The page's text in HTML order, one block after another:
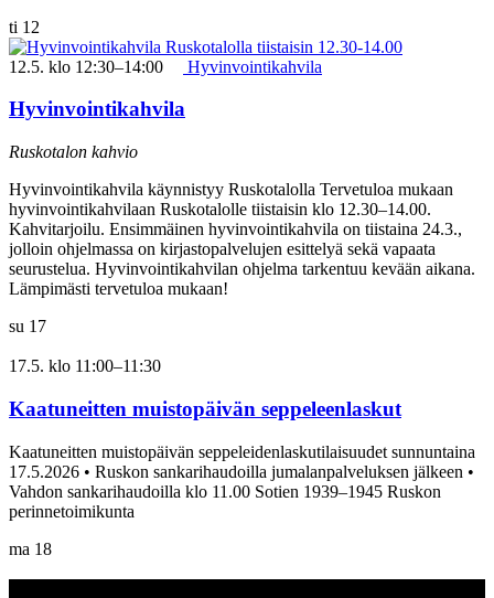
ti 12
12.5. klo 12:30–14:00 Hyvinvointikahvila
Hyvinvointikahvila
Ruskotalon kahvio
Hyvinvointikahvila käynnistyy Ruskotalolla Tervetuloa mukaan
hyvinvointikahvilaan Ruskotalolle tiistaisin klo 12.30–14.00.
Kahvitarjoilu. Ensimmäinen hyvinvointikahvila on tiistaina 24.3.,
jolloin ohjelmassa on kirjastopalvelujen esittelyä sekä vapaata
seurustelua. Hyvinvointikahvilan ohjelma tarkentuu kevään aikana.
Lämpimästi tervetuloa mukaan!
su 17
17.5. klo 11:00–11:30
Kaatuneitten muistopäivän seppeleenlaskut
Kaatuneitten muistopäivän seppeleidenlaskutilaisuudet sunnuntaina
17.5.2026 • Ruskon sankarihaudoilla jumalanpalveluksen jälkeen •
Vahdon sankarihaudoilla klo 11.00 Sotien 1939–1945 Ruskon
perinnetoimikunta
ma 18